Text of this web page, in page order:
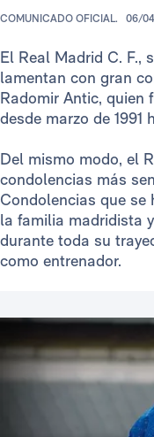
COMUNICADO OFICIAL. 06/
El Real Madrid C. F.,
lamentan con gran
Radomir Antic, quien
desde marzo de 1991
Del mismo modo, el
condolencias más
Condolencias que se
la familia madridista
durante toda su
como entrenador.